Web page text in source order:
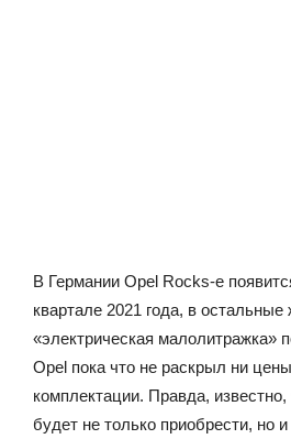
В Германии Opel Rocks-e
квартале 2021 года, в остальные
«электрическая малолитражка»
Opel пока что не раскрыл ни
комплектации. Правда,
будет не только приобрести, но и